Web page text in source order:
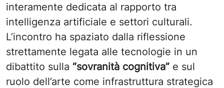
interamente dedicata al rapporto tra
intelligenza artificiale e settori culturali.
L’incontro ha spaziato dalla riflessione
strettamente legata alle tecnologie in un
dibattito sulla “sovranità cognitiva” e sul
ruolo dell’arte come infrastruttura strategica